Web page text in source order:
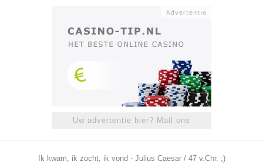
Uw advertentie hier? Mail ons
Ik kwam, ik zocht, ik vond - Julius Caesar / 47 v.Chr. ;)